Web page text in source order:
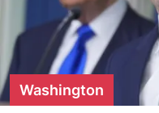
Washington